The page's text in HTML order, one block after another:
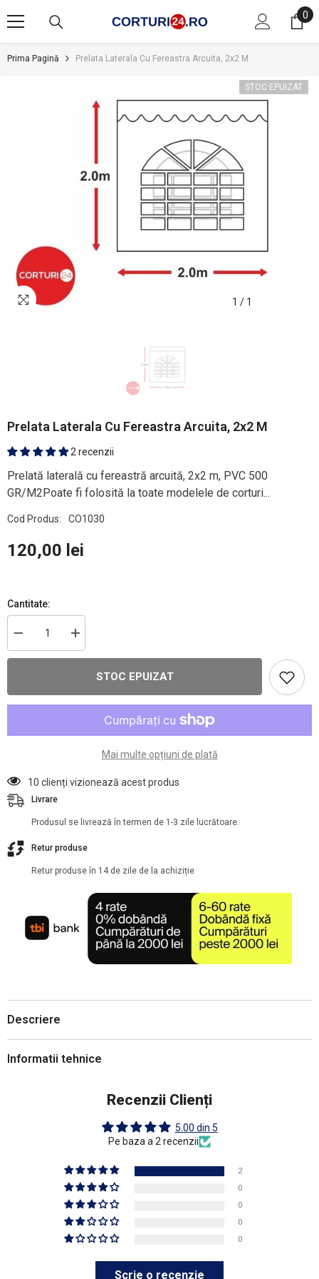
0
0
Prima Pagină Prelata Laterala Cu Fereastra Arcuita, 2x2 M
STOC EPUIZAT
1 / 1
Prelata Laterala Cu Fereastra Arcuita, 2x2 M
2 recenzii
Prelată laterală cu fereastră arcuită, 2x2 m, PVC 500
GR/M2Poate fi folosită la toate modelele de corturi...
Cod Produs: CO1030
120,00 lei
Cantitate:
Reduceți
cantitatea
pentru
m
Creșteți
cantitatea
pentru
laterala
m
STOC EPUIZAT
Mai multe opțiuni de plată
18 clienți vizionează acest produs
Livrare
Produsul se livrează în termen de 1-3 zile lucrătoare.
Retur produse
Retur produse în 14 de zile de la achiziție
Descriere
Informatii tehnice
Recenzii Clienți
5.00 din 5
Pe baza a 2 recenzii
2
0
0
0
0
Scrie o recenzie